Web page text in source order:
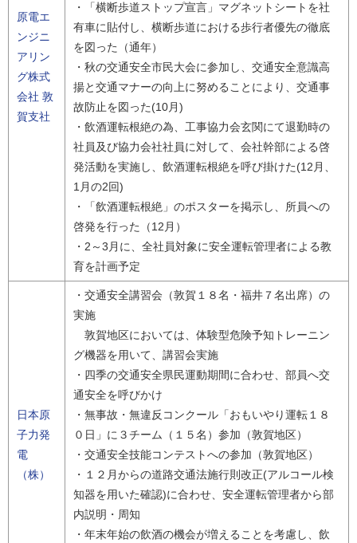
原電エ
ンジニ
アリン
グ株式
会社 敦
賀支社
・「横断歩道ストップ宣言」マグネットシートを社
有車に貼付し、横断歩道における歩行者優先の徹底
を図った（通年）
・秋の交通安全市民大会に参加し、交通安全意識高
揚と交通マナーの向上に努めることにより、交通事
故防止を図った(10月)
・飲酒運転根絶の為、工事協力会玄関にて退勤時の
社員及び協力会社社員に対して、会社幹部による啓
発活動を実施し、飲酒運転根絶を呼び掛けた(12月、
1月の2回)
・「飲酒運転根絶」のポスターを掲示し、所員への
啓発を行った（12月）
・2～3月に、全社員対象に安全運転管理者による教
育を計画予定
日本原
子力発
電
（株）
・交通安全講習会（敦賀１８名・福井７名出席）の
実施
敦賀地区においては、体験型危険予知トレーニン
グ機器を用いて、講習会実施
・四季の交通安全県民運動期間に合わせ、部員へ交
通安全を呼びかけ
・無事故・無違反コンクール「おもいやり運転１８
０日」に３チーム（１５名）参加（敦賀地区）
・交通安全技能コンテストへの参加（敦賀地区）
・１２月からの道路交通法施行則改正(アルコール検
知器を用いた確認)に合わせ、安全運転管理者から部
内説明・周知
・年末年始の飲酒の機会が増えることを考慮し、飲